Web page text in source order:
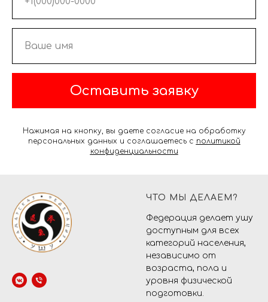
Оставить заявку
Нажимая на кнопку, вы даете согласие на обработку
персональных данных и соглашаетесь c политикой
конфиденциальности
ЧТО МЫ ДЕЛАЕМ?
Федерация делает ушу
доступным для всех
категорий населения,
независимо от
возраста, пола и
уровня физической
подготовки.